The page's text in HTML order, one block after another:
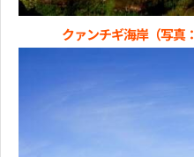
クァンチギ海岸（写真